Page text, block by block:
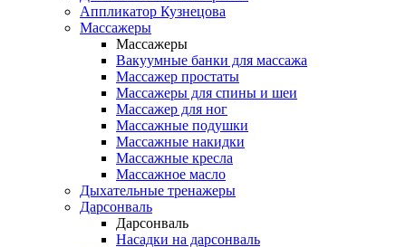
Аппликатор Кузнецова
Массажеры
Массажеры
Вакуумные банки для массажа
Массажер простаты
Массажеры для спины и шеи
Массажер для ног
Массажные подушки
Массажные накидки
Массажные кресла
Массажное масло
Дыхательные тренажеры
Дарсонваль
Дарсонваль
Насадки на дарсонваль